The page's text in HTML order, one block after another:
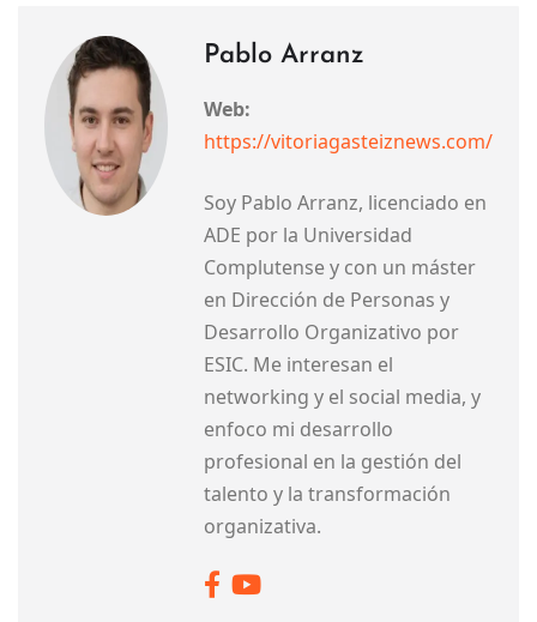
Pablo Arranz
Web:
https://vitoriagasteiznews.com/
Soy Pablo Arranz, licenciado en
ADE por la Universidad
Complutense y con un máster
en Dirección de Personas y
Desarrollo Organizativo por
ESIC. Me interesan el
networking y el social media, y
enfoco mi desarrollo
profesional en la gestión del
talento y la transformación
organizativa.